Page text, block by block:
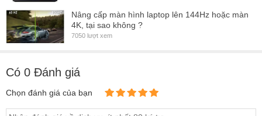
Nâng cấp màn hình laptop lên 144Hz hoặc màn
4K, tại sao không ?
7050 lượt xem
Có 0 Đánh giá
Chọn đánh giá của bạn